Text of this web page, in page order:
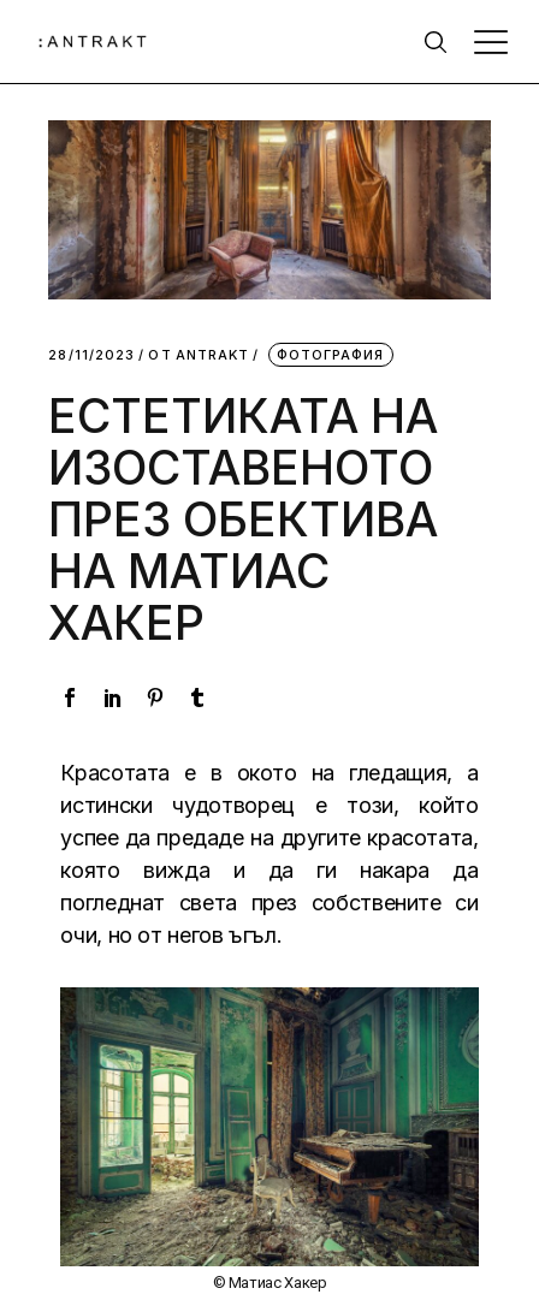
28/11/2023 ОТ АNTRAKT ФОТОГРАФИЯ
EСТЕТИКАТА НА
ИЗОСТАВЕНОТО
ПРЕЗ ОБЕКТИВА
НА МАТИАС
ХАКЕР
Красотата е в окото на гледащия, а
истински чудотворец е този, който
успее да предаде на другите красотата,
която вижда и да ги накара да
погледнат света през собствените си
очи, но от негов ъгъл.
© Матиас Хакер